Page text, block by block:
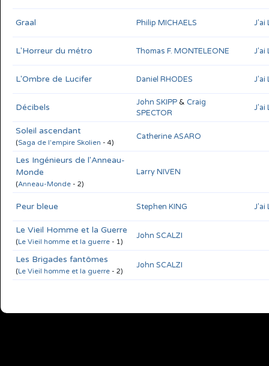
Graal Philip MICHAELS J'ai
L'Horreur du métro Thomas F. MONTELEONE J'ai
L'Ombre de Lucifer Daniel RHODES J'ai
Décibels John SKIPP& Craig
SPECTOR
J'ai
Soleil ascendant
(Saga de l'empire Skolien - 4)
Catherine ASARO
Les Ingénieurs de l'Anneau-
Monde
(Anneau-Monde - 2)
Larry NIVEN
Peur bleue Stephen KING J'ai
Le Vieil Homme et la Guerre
(Le Vieil homme et la guerre - 1)
John SCALZI
Les Brigades fantômes
(Le Vieil homme et la guerre - 2)
John SCALZI